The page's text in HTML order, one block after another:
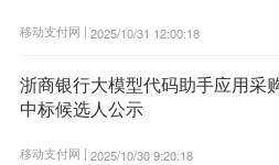
移动支付网 | 2025/10/31 12:00:18
浙商银行大模型代码助手应用采
中标候选人公示
移动支付网 | 2025/10/30 9:20:18